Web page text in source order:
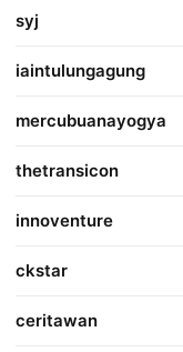
syj
iaintulungagung
mercubuanayogya
thetransicon
innoventure
ckstar
ceritawan